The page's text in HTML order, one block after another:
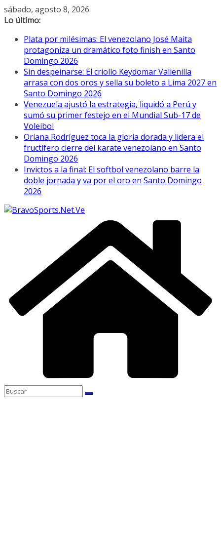
Saltar
al
sábado, agosto 8, 2026
Lo último:
Plata por milésimas: El venezolano José Maita
protagoniza un dramático foto finish en Santo
Domingo 2026
Sin despeinarse: El criollo Keydomar Vallenilla
arrasa con dos oros y sella su boleto a Lima 2027 en
Santo Domingo 2026
Venezuela ajustó la estrategia, liquidó a Perú y
sumó su primer festejo en el Mundial Sub-17 de
Voleibol
Oriana Rodríguez toca la gloria dorada y lidera el
fructífero cierre del karate venezolano en Santo
Domingo 2026
Invictos a la final: El softbol venezolano barre la
doble jornada y va por el oro en Santo Domingo
2026